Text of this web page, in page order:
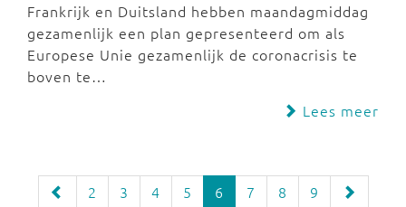
Frankrijk en Duitsland hebben maandagmiddag
gezamenlijk een plan gepresenteerd om als
Europese Unie gezamenlijk de coronacrisis te
boven te…
Lees meer
2 3 4 5 6 7 8 9